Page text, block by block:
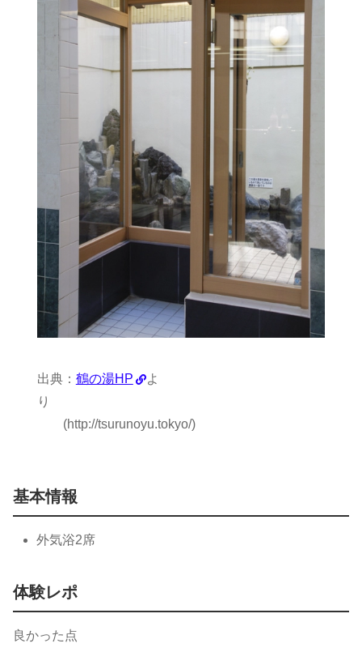
出典： 鶴の湯HP
よ
り
(http://tsurunoyu.tokyo/)
基本情報
外気浴2席
体験レポ
良かった点